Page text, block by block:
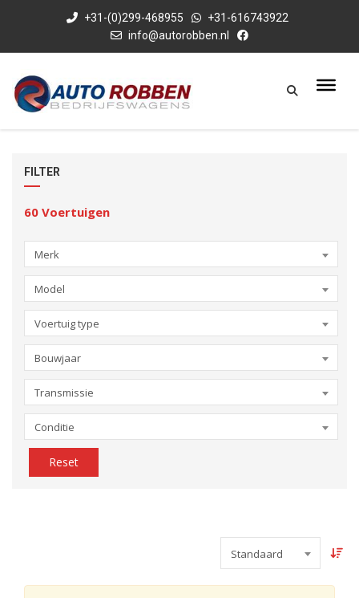
+31-(0)299-468955
+31-616743922
info@autorobben.nl
FILTER
60 Voertuigen
Merk
Model
Voertuig type
Bouwjaar
Transmissie
Conditie
Reset
Standaard